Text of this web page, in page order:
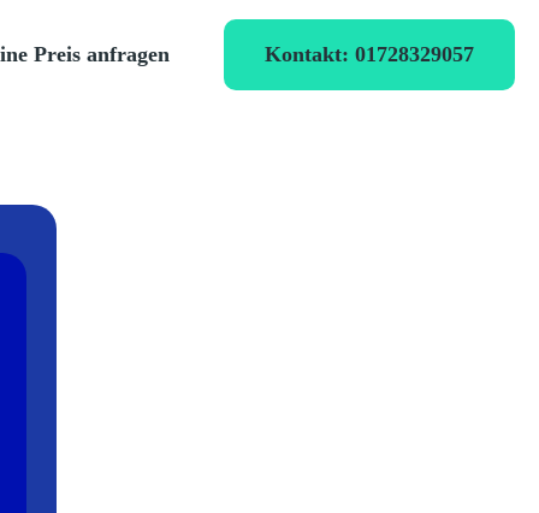
Preis anfragen Kontakt: 01728329057